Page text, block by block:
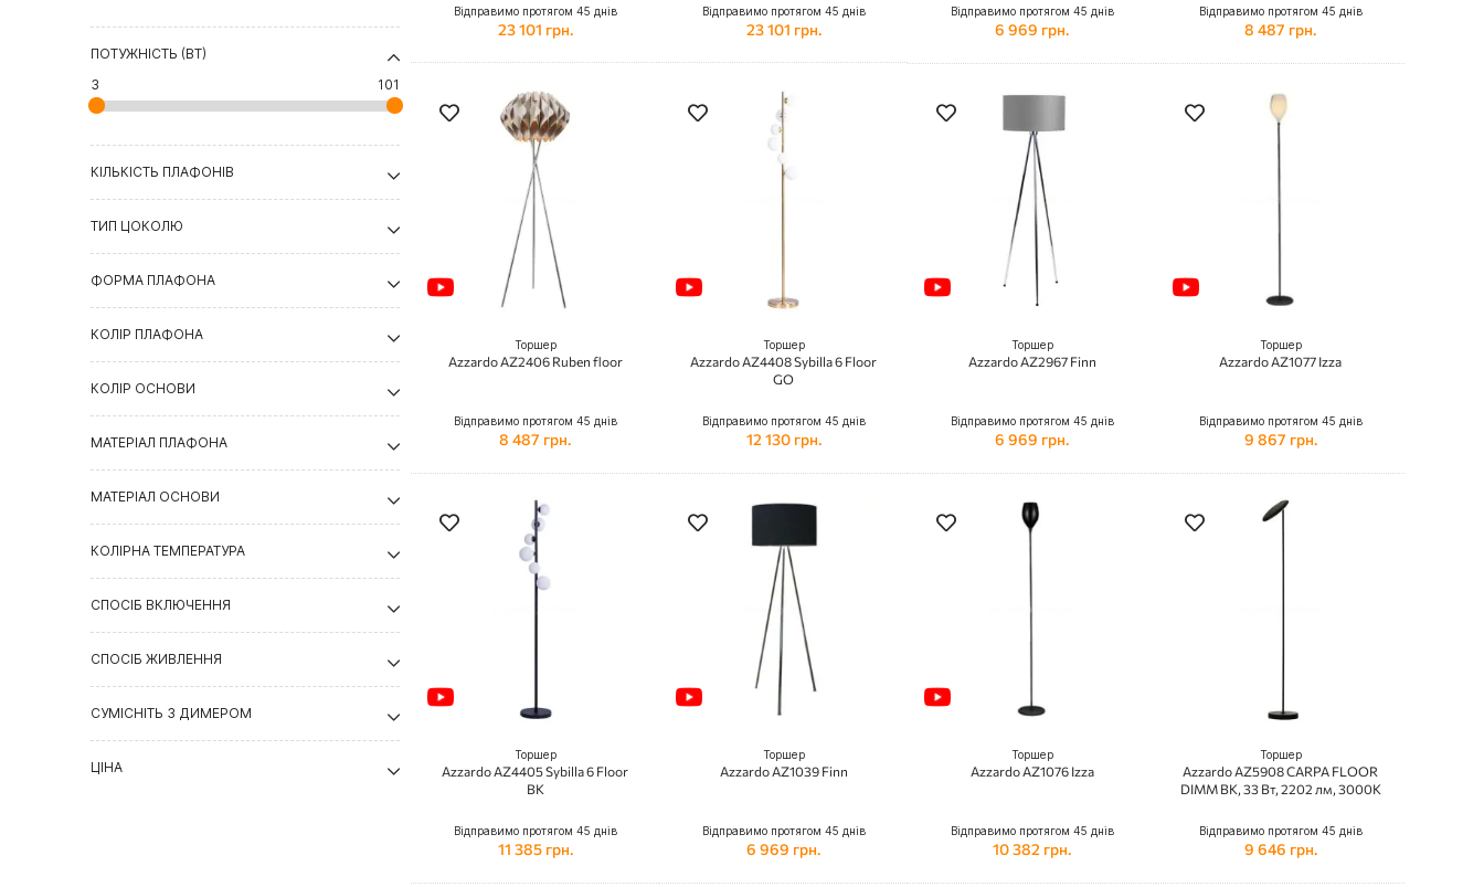
Відправимо протягом 45 днів
23 101 грн.
Відправимо протягом 45 днів
23 101 грн.
Відправимо протягом 45 днів
6 969 грн.
Відправимо протягом 45 днів
8 487 грн.
Торшер
Azzardo AZ2406 Ruben floor
Відправимо протягом 45 днів
8 487 грн.
Торшер
Azzardo AZ4408 Sybilla 6 Floor
GO
Відправимо протягом 45 днів
12 130 грн.
Торшер
Azzardo AZ2967 Finn
Відправимо протягом 45 днів
6 969 грн.
Торшер
Azzardo AZ1077 Izza
Відправимо протягом 45 днів
9 867 грн.
Торшер
Azzardo AZ4405 Sybilla 6 Floor
BK
Відправимо протягом 45 днів
11 385 грн.
Торшер
Azzardo AZ1039 Finn
Відправимо протягом 45 днів
6 969 грн.
Торшер
Azzardo AZ1076 Izza
Відправимо протягом 45 днів
10 382 грн.
Торшер
Azzardo AZ5908 CARPA FLOOR
DIMM BK, 33 Вт, 2202 лм, 3000К
Відправимо протягом 45 днів
9 646 грн.
ПОТУЖНІСТЬ (ВТ)
3
101
КІЛЬКІСТЬ ПЛАФОНІВ
ТИП ЦОКОЛЮ
ФОРМА ПЛАФОНА
КОЛІР ПЛАФОНА
КОЛІР ОСНОВИ
МАТЕРІАЛ ПЛАФОНА
МАТЕРІАЛ ОСНОВИ
КОЛІРНА ТЕМПЕРАТУРА
СПОСІБ ВКЛЮЧЕННЯ
СПОСІБ ЖИВЛЕННЯ
СУМІСНІТЬ З ДИМЕРОМ
ЦІНА